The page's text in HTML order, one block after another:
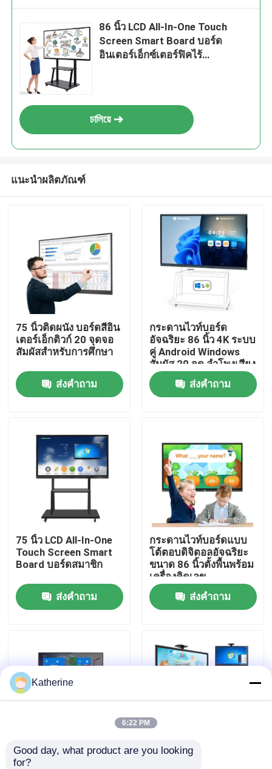
ผลิตภัณฑ์
เกี่ยวกับเรา
ทัวร์โรงงาน
ควบคุมคุณภาพ
ข่าว
Shopping Online
86 นิ้ว LCD All-In-One Touch
Screen Smart Board บอร์ด
อินเตอร์เอ็กซ์เตอร์ฟิคไร้
চালিয়ে
แนะนำผลิตภัณฑ์
75 นิ้วติดผนัง บอร์ดสีอิน
เตอร์เอ็กติวก์ 20 จุดจอ
สัมผัสสําหรับการศึกษา
ส่งคำถาม
กระดานไวท์บอร์ด
อัจฉริยะ 86 นิ้ว 4K ระบบ
คู่ Android Windows
สัมผัส 20 จุด ลำโพงเสียง
ดัง
ส่งคำถาม
75 นิ้ว LCD All-In-One
Touch Screen Smart
Board บอร์ดสมาชิก
ส่งคำถาม
กระดานไวท์บอร์ดแบบ
โต้ตอบดิจิตอลอัจฉริยะ
ขนาด 86 นิ้วตั้งพื้นพร้อม
เครื่องคิดเลข
ส่งคำถาม
หน้าจอ LCD ไวท์บอร์ด
แบบโต้ตอบอัจฉริยะ
กระดานไวท์บอร์ดแบบ
Katherine
6:22 PM
Good day, what product are you looking
for?